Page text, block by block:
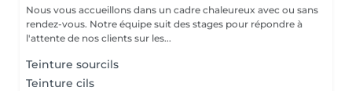
Nous vous accueillons dans un cadre chaleureux avec ou sans
rendez-vous. Notre équipe suit des stages pour répondre à
l'attente de nos clients sur les...
Teinture sourcils
Teinture cils